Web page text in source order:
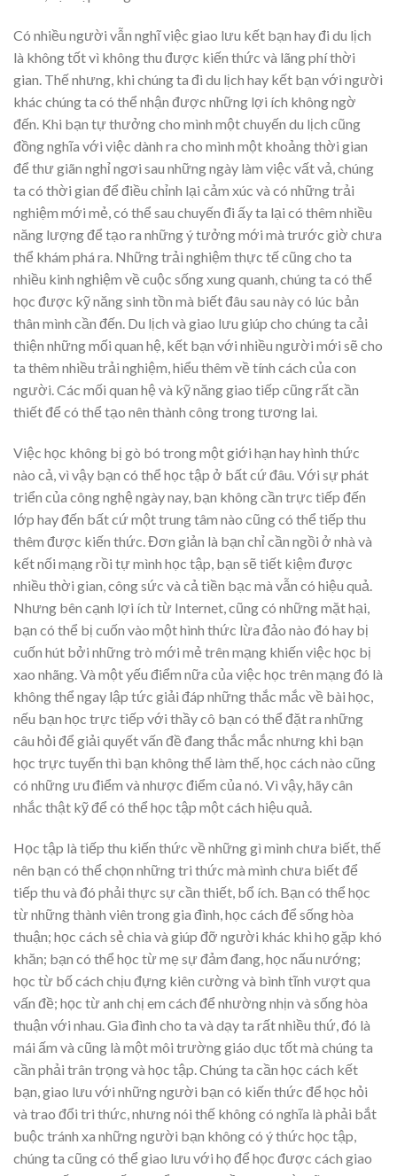
Có nhiều người vẫn nghĩ việc giao lưu kết bạn hay đi du lịch
là không tốt vì không thu được kiến thức và lãng phí thời
gian. Thế nhưng, khi chúng ta đi du lịch hay kết bạn với người
khác chúng ta có thể nhận được những lợi ích không ngờ
đến. Khi bạn tự thưởng cho mình một chuyến du lịch cũng
đồng nghĩa với việc dành ra cho mình một khoảng thời gian
để thư giãn nghỉ ngơi sau những ngày làm việc vất vả, chúng
ta có thời gian để điều chỉnh lại cảm xúc và có những trải
nghiệm mới mẻ, có thể sau chuyến đi ấy ta lại có thêm nhiều
năng lượng để tạo ra những ý tưởng mới mà trước giờ chưa
thể khám phá ra. Những trải nghiệm thực tế cũng cho ta
nhiều kinh nghiệm về cuộc sống xung quanh, chúng ta có thể
học được kỹ năng sinh tồn mà biết đâu sau này có lúc bản
thân mình cần đến. Du lịch và giao lưu giúp cho chúng ta cải
thiện những mối quan hệ, kết bạn với nhiều người mới sẽ cho
ta thêm nhiều trải nghiệm, hiểu thêm về tính cách của con
người. Các mối quan hệ và kỹ năng giao tiếp cũng rất cần
thiết để có thể tạo nên thành công trong tương lai.
Việc học không bị gò bó trong một giới hạn hay hình thức
nào cả, vì vậy bạn có thể học tập ở bất cứ đâu. Với sự phát
triển của công nghệ ngày nay, bạn không cần trực tiếp đến
lớp hay đến bất cứ một trung tâm nào cũng có thể tiếp thu
thêm được kiến thức. Đơn giản là bạn chỉ cần ngồi ở nhà và
kết nối mạng rồi tự mình học tập, bạn sẽ tiết kiệm được
nhiều thời gian, công sức và cả tiền bạc mà vẫn có hiệu quả.
Nhưng bên cạnh lợi ích từ Internet, cũng có những mặt hại,
bạn có thể bị cuốn vào một hình thức lừa đảo nào đó hay bị
cuốn hút bởi những trò mới mẻ trên mạng khiến việc học bị
xao nhãng. Và một yếu điểm nữa của việc học trên mạng đó là
không thể ngay lập tức giải đáp những thắc mắc về bài học,
nếu bạn học trực tiếp với thầy cô bạn có thể đặt ra những
câu hỏi để giải quyết vấn đề đang thắc mắc nhưng khi bạn
học trực tuyến thì bạn không thể làm thế, học cách nào cũng
có những ưu điểm và nhược điểm của nó. Vì vậy, hãy cân
nhắc thật kỹ để có thể học tập một cách hiệu quả.
Học tập là tiếp thu kiến thức về những gì mình chưa biết, thế
nên bạn có thể chọn những tri thức mà mình chưa biết để
tiếp thu và đó phải thực sự cần thiết, bổ ích. Bạn có thể học
từ những thành viên trong gia đình, học cách để sống hòa
thuận; học cách sẻ chia và giúp đỡ người khác khi họ gặp khó
khăn; bạn có thể học từ mẹ sự đảm đang, học nấu nướng;
học từ bố cách chịu đựng kiên cường và bình tĩnh vượt qua
vấn đề; học từ anh chị em cách để nhường nhịn và sống hòa
thuận với nhau. Gia đình cho ta và dạy ta rất nhiều thứ, đó là
mái ấm và cũng là một môi trường giáo dục tốt mà chúng ta
cần phải trân trọng và học tập. Chúng ta cần học cách kết
bạn, giao lưu với những người bạn có kiến thức để học hỏi
và trao đổi tri thức, nhưng nói thế không có nghĩa là phải bắt
buộc tránh xa những người bạn không có ý thức học tập,
chúng ta cũng có thể giao lưu với họ để học được cách giao